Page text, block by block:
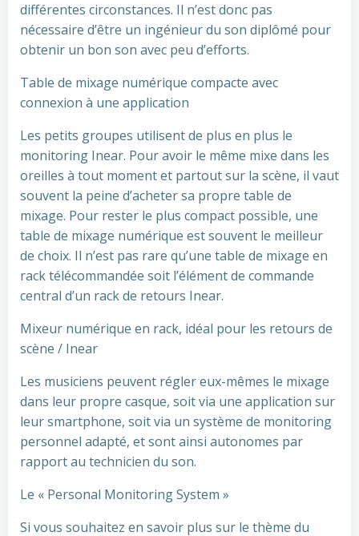
différentes circonstances. Il n’est donc pas
nécessaire d’être un ingénieur du son diplômé pour
obtenir un bon son avec peu d’efforts.
Table de mixage numérique compacte avec
connexion à une application
Les petits groupes utilisent de plus en plus le
monitoring Inear. Pour avoir le même mixe dans les
oreilles à tout moment et partout sur la scène, il vaut
souvent la peine d’acheter sa propre table de
mixage. Pour rester le plus compact possible, une
table de mixage numérique est souvent le meilleur
de choix. Il n’est pas rare qu’une table de mixage en
rack télécommandée soit l’élément de commande
central d’un rack de retours Inear.
Mixeur numérique en rack, idéal pour les retours de
scène / Inear
Les musiciens peuvent régler eux-mêmes le mixage
dans leur propre casque, soit via une application sur
leur smartphone, soit via un système de monitoring
personnel adapté, et sont ainsi autonomes par
rapport au technicien du son.
Le « Personal Monitoring System »
Si vous souhaitez en savoir plus sur le thème du